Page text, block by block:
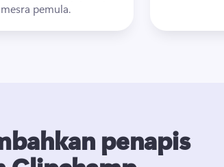
pemula.
penapis